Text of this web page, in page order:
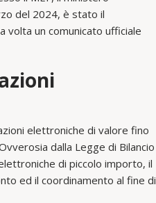
del 2024, è stato il
volta un comunicato ufficiale
elettroniche di valore fino
dalla Legge di Bilancio
di piccolo importo, il
ed il coordinamento al fine di